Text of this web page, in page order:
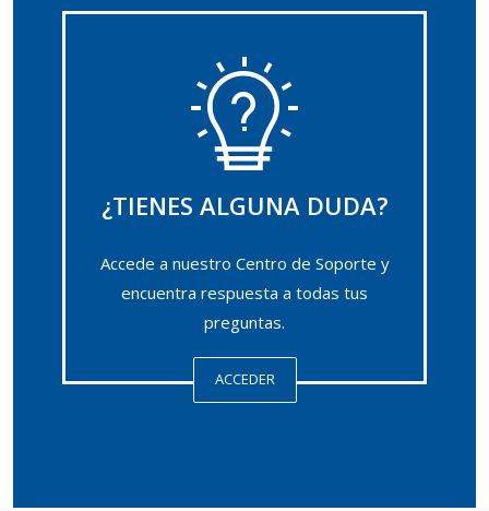
¿TIENES ALGUNA DUDA?
Accede a nuestro Centro de Soporte y
encuentra respuesta a todas tus
preguntas.
ACCEDER